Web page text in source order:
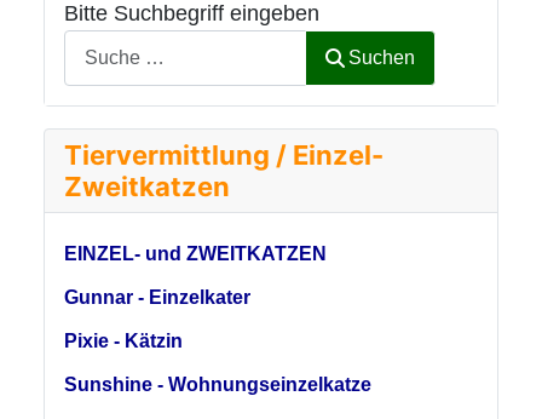
Bitte Suchbegriff eingeben
Suchen
Tiervermittlung / Einzel-
Zweitkatzen
EINZEL- und ZWEITKATZEN
Gunnar - Einzelkater
Pixie - Kätzin
Sunshine - Wohnungseinzelkatze